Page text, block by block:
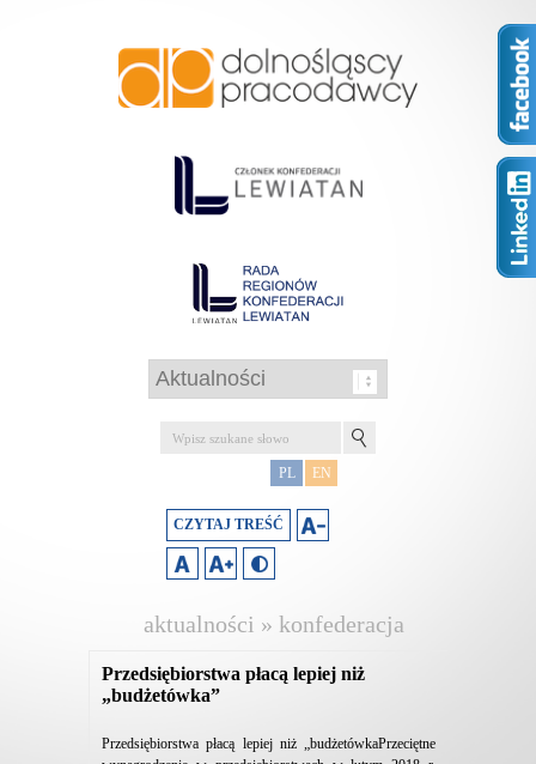
PL EN
CZYTAJ TREŚĆ
aktualności » konfederacja
Przedsiębiorstwa płacą lepiej niż
„budżetówka”
Przedsiębiorstwa płacą lepiej niż „budżetówkaPrzeciętne